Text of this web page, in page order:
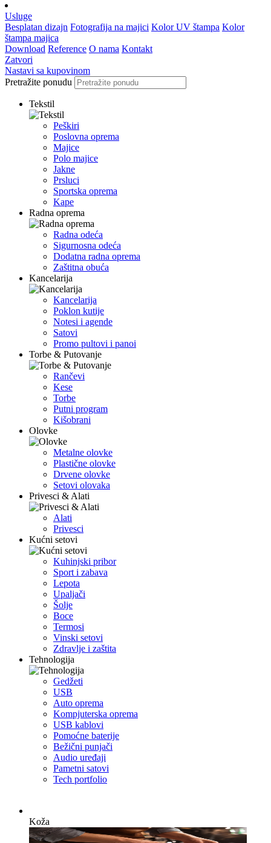
Usluge
Besplatan dizajn Fotografija na majici Kolor UV štampa Kolor
štampa majica
Download Reference O nama Kontakt
Zatvori
Nastavi sa kupovinom
Pretražite ponudu
Tekstil
Peškiri
Poslovna oprema
Majice
Polo majice
Jakne
Prsluci
Sportska oprema
Kape
Radna oprema
Radna odeća
Sigurnosna odeća
Dodatna radna oprema
Zaštitna obuća
Kancelarija
Kancelarija
Poklon kutije
Notesi i agende
Satovi
Promo pultovi i panoi
Torbe & Putovanje
Rančevi
Kese
Torbe
Putni program
Kišobrani
Olovke
Metalne olovke
Plastične olovke
Drvene olovke
Setovi olovaka
Privesci & Alati
Alati
Privesci
Kućni setovi
Kuhinjski pribor
Sport i zabava
Lepota
Upaljači
Šolje
Boce
Termosi
Vinski setovi
Zdravlje i zaštita
Tehnologija
Gedžeti
USB
Auto oprema
Kompjuterska oprema
USB kablovi
Pomoćne baterije
Bežični punjači
Audio uređaji
Pametni satovi
Tech portfolio
Koža